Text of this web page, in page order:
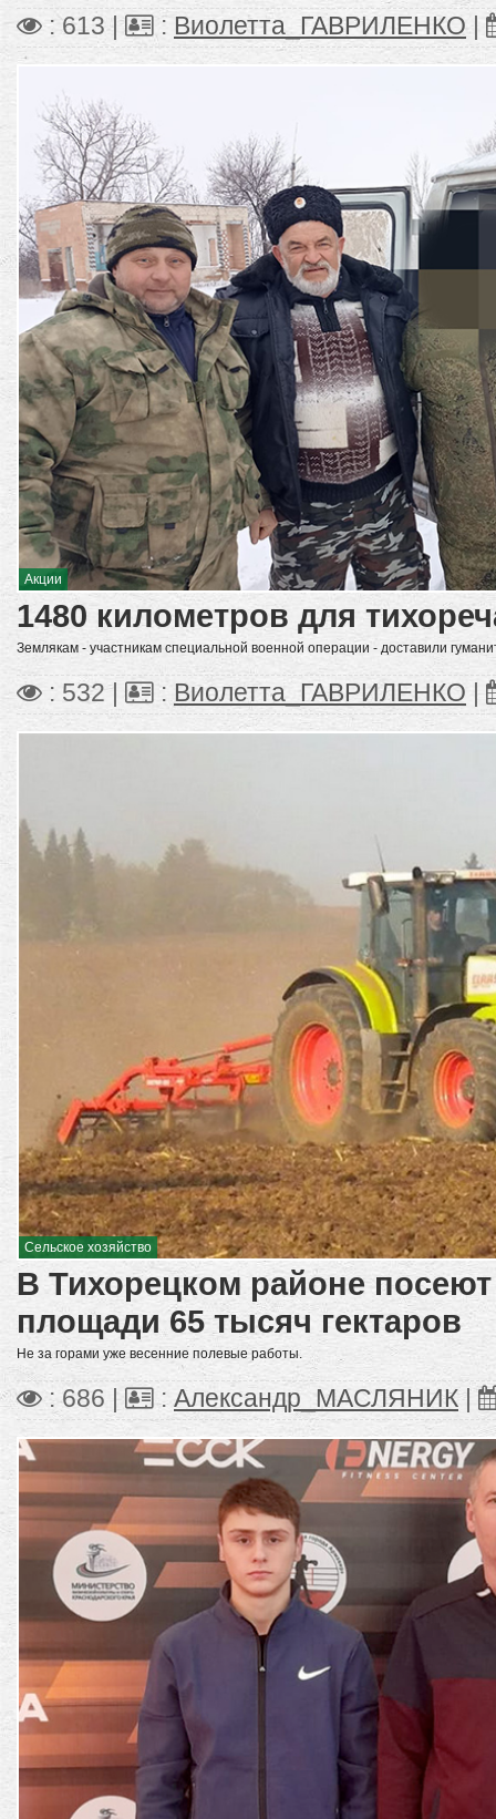
: 613 | : Виолетта_ГАВРИЛЕНКО
Акции
1480 километров для
Землякам - участникам специальной военной операции - доставили
: 532 | : Виолетта_ГАВРИЛЕНКО
Сельское хозяйство
В Тихорецком районе
площади 65 тысяч гектаров
Не за горами уже весенние полевые работы.
: 686 | : Александр_МАСЛЯНИК |